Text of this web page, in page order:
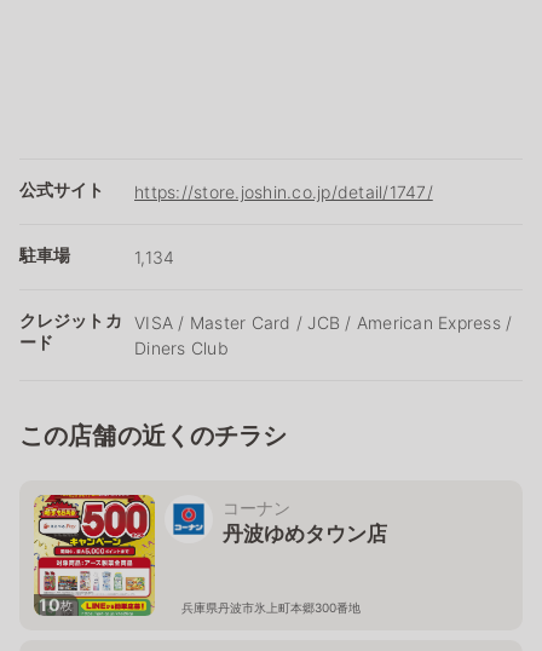
公式サイト https://store.joshin.co.jp/detail/1747/
駐車場 1,134
クレジットカ
ード
VISA / Master Card / JCB / American Express /
Diners Club
この店舗の近くのチラシ
10枚
コーナン
丹波ゆめタウン店
兵庫県丹波市氷上町本郷300番地